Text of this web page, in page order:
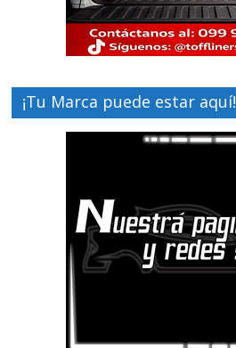
¡Tu Marca puede estar aquí!